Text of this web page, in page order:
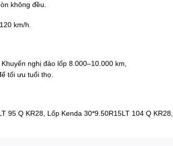
không đều.
km/h.
nghị đảo lốp 8.000–10.000 km,
tối ưu tuổi thọ.
95 Q KR28, Lốp Kenda 30*9.50R15LT 104 Q KR28,